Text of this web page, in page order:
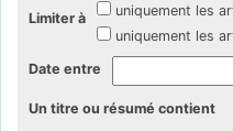
Limiter à uniquement les
uniquement les
Date entre
Un titre ou résumé contient